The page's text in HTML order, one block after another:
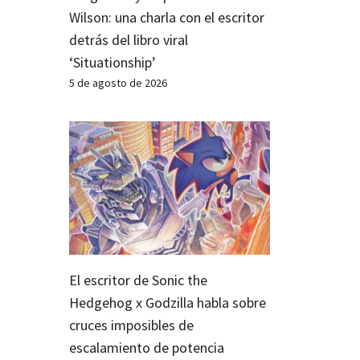
Wilson: una charla con el escritor
detrás del libro viral
‘Situationship’
5 de agosto de 2026
El escritor de Sonic the
Hedgehog x Godzilla habla sobre
cruces imposibles de
escalamiento de potencia